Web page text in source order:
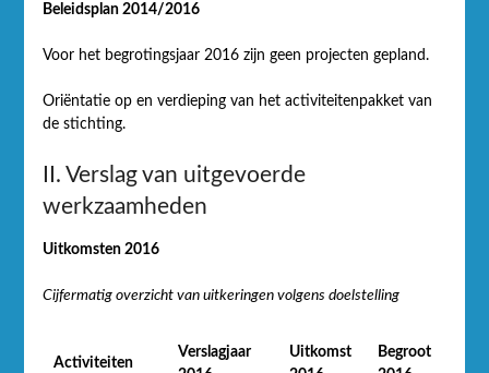
Beleidsplan 2014/2016
Voor het begrotingsjaar 2016 zijn geen projecten gepland.
Oriëntatie op en verdieping van het activiteitenpakket van
de stichting.
II. Verslag van uitgevoerde
werkzaamheden
Uitkomsten 2016
Cijfermatig overzicht van uitkeringen volgens doelstelling
Activiteiten
Verslagjaar
Uitkomst
Begroot